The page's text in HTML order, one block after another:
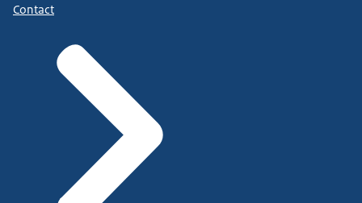
Contact